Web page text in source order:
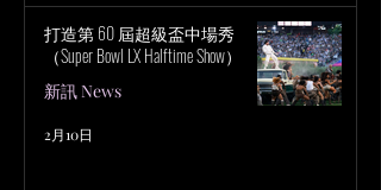
打造第 60 屆超級盃中場秀
（Super Bowl LX Halftime Show）
新訊 News
2月10日